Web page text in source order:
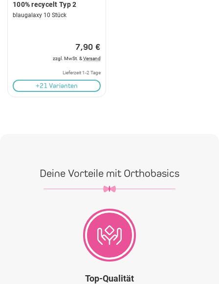
100% recycelt Typ 2
blaugalaxy 10 Stück
7,90 €
zzgl. MwSt. &Versand
Lieferzeit 1-2 Tage
+21 Varianten
Deine Vorteile mit Orthobasics
Top-Qualität